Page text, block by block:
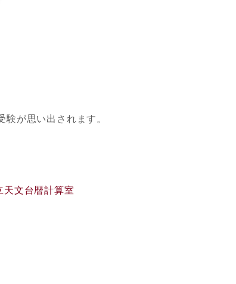
が思い出されます。
文台暦計算室